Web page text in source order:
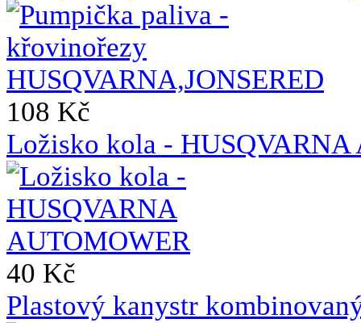
108 Kč
Ložisko kola - HUSQVARNA
40 Kč
Plastový kanystr